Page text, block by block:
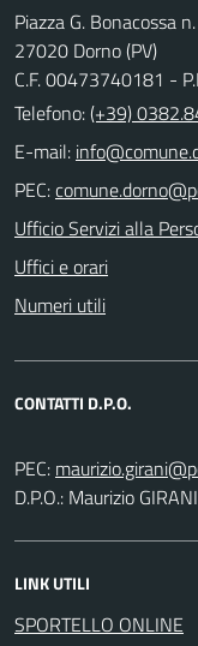
Piazza G. Bonacossa
27020 Dorno (PV)
C.F. 00473740181 -
Telefono:(+39)
E-mail:
PEC:
Ufficio Servizi alla
Uffici e orari
Numeri utili
CONTATTI D.P.O.
PEC:
D.P.O.: Maurizio GIRANI
LINK UTILI
SPORTELLO ONLINE